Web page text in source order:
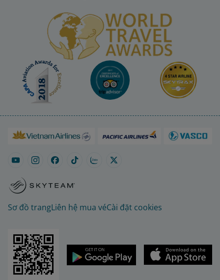
Sơ đồ trangLiên hệ mua véCài đặt cookies